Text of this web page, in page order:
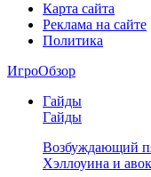
Карта сайта
Реклама на сайте
Политика
ИгроОбзор
Гайды
Гайды
Возбуждающий
Хэллоуина и